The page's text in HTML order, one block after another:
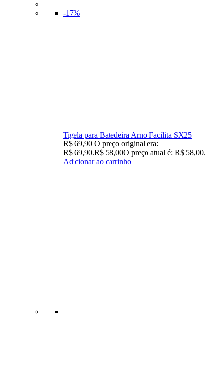
-17%
Tigela para Batedeira Arno Facilita SX25
R$69,90 O preço original era:
R$ 69,90.R$ 58,00O preço atual é: R$ 58,00.
Adicionar ao carrinho